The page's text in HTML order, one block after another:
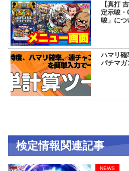
【真打
定示唆・
唆」につ
ハマリ確
パチマガ
検定情報関連記事
NEWS